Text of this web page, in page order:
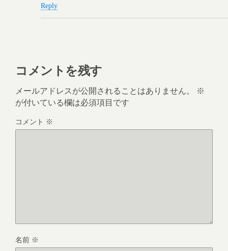
Reply
コメントを残す
メールアドレスが公開されることはありません。
※
が付いている欄は必須項目です
コメント ※
名前 ※